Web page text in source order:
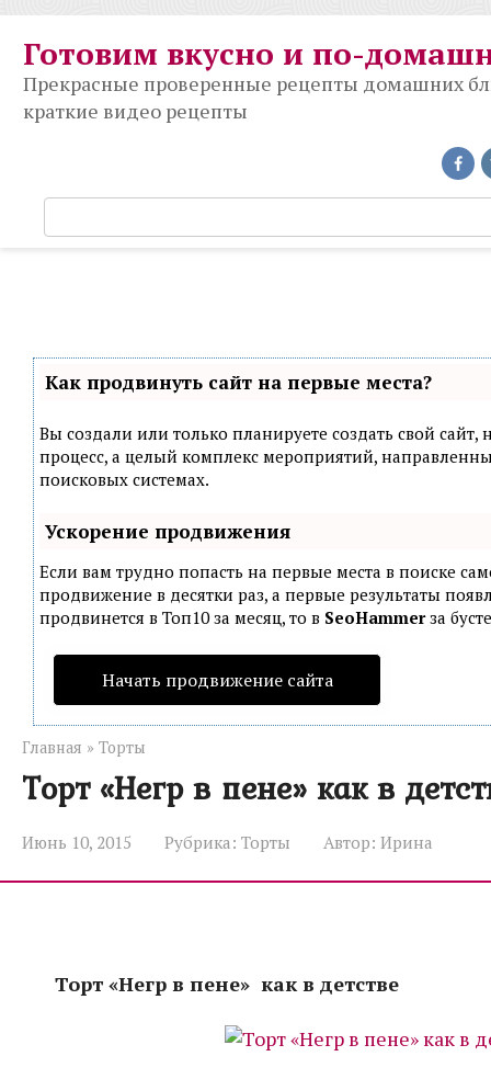
контенту
Готовим вкусно и по-
Прекрасные проверенные рецепты домашних
краткие видео рецепты
о
Как продвинуть сайт на первые места?
Вы создали или только планируете создать свой
процесс, а целый комплекс мероприятий,
поисковых системах.
Ускорение продвижения
Если вам трудно попасть на первые места в поиске
продвижение в десятки раз, а первые результаты
продвинется в Топ10 за месяц, то в SeoHammerза
Начать продвижение сайта
Главная » Торты
Торт «Негр в пене» как в
Июнь 10, 2015 Рубрика: Торты Автор: Ирина
Торт «Негр в пене» как в детстве